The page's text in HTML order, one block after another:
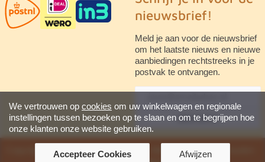
We vertrouwen op cookies om uw winkelwagen en regionale
instellingen tussen bezoeken op te slaan en om te begrijpen hoe
onze klanten onze website gebruiken.
Accepteer Cookies Afwijzen
nieuwsbrief!
Meld je aan voor de nieuwsbrief
om het laatste nieuws en nieuwe
aanbiedingen rechtstreeks in je
postvak te ontvangen.
abonneren
Copyright © 2026 Steenuil Mineralen. Alle rechten voorbehouden ·